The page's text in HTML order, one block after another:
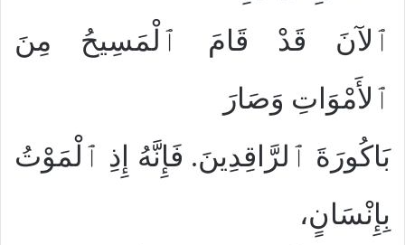
ٱلآنَ قَدْ قَامَ ٱلْمَسِيحُ مِنَ
ٱلأَمْوَاتِ وَصَارَ
بَاكُورَةَ ٱلرَّاقِدِينَ. فَإِنَّهُ إِذِ ٱلْمَوْتُ
بِإِنْسَانٍ،